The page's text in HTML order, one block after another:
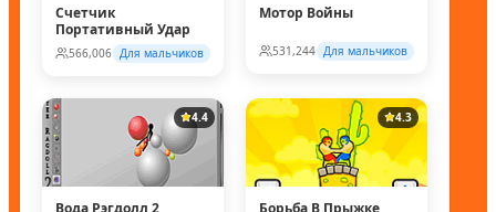
Счетчик
Портативный Удар
566,006 Для мальчиков
Мотор Войны
531,244 Для мальчиков
4.4
Вода Рэгдолл 2
4.3
Борьба В Прыжке